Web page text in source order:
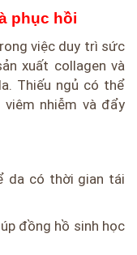
phục hồi
việc duy trì sức
xuất collagen và
Thiếu ngủ có thể
nhiễm và đẩy
da có thời gian tái
đồng hồ sinh học